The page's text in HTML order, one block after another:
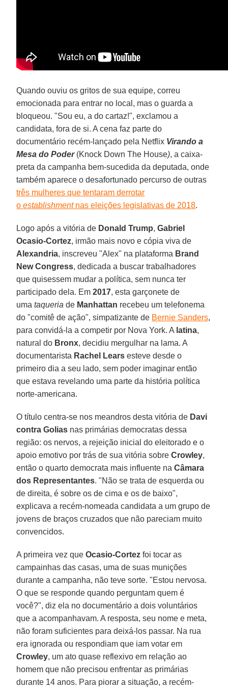
Quando ouviu os gritos de sua equipe, correu
emocionada para entrar no local, mas o guarda a
bloqueou. "Sou eu, a do cartaz!", exclamou a
candidata, fora de si. A cena faz parte do
documentário recém-lançado pela Netflix Virando a
Mesa do Poder(Knock Down The House), a caixa-
preta da campanha bem-sucedida da deputada, onde
também aparece o desafortunado percurso de outras
três mulheres que tentaram derrotar
oestablishmentnas eleições legislativas de 2018.
Logo após a vitória de Donald Trump, Gabriel
Ocasio-Cortez, irmão mais novo e cópia viva de
Alexandria, inscreveu "Alex" na plataforma Brand
New Congress, dedicada a buscar trabalhadores
que quisessem mudar a política, sem nunca ter
participado dela. Em2017, esta garçonete de
umataqueria de Manhattan recebeu um telefonema
do "comitê de ação", simpatizante de Bernie Sanders,
para convidá-la a competir por Nova York. A latina,
natural do Bronx, decidiu mergulhar na lama. A
documentarista Rachel Lears esteve desde o
primeiro dia a seu lado, sem poder imaginar então
que estava revelando uma parte da história política
norte-americana.
O título centra-se nos meandros desta vitória de Davi
contra Golias nas primárias democratas dessa
região: os nervos, a rejeição inicial do eleitorado e o
apoio emotivo por trás de sua vitória sobreCrowley,
então o quarto democrata mais influente naCâmara
dos Representantes. "Não se trata de esquerda ou
de direita, é sobre os de cima e os de baixo",
explicava a recém-nomeada candidata a um grupo de
jovens de braços cruzados que não pareciam muito
convencidos.
A primeira vez queOcasio-Cortez foi tocar as
campainhas das casas, uma de suas munições
durante a campanha, não teve sorte. "Estou nervosa.
O que se responde quando perguntam quem é
você?", diz ela no documentário a dois voluntários
que a acompanhavam. A resposta, seu nome e meta,
não foram suficientes para deixá-los passar. Na rua
era ignorada ou respondiam que iam votar em
Crowley, um ato quase reflexivo em relação ao
homem que não precisou enfrentar as primárias
durante 14 anos. Para piorar a situação, a recém-